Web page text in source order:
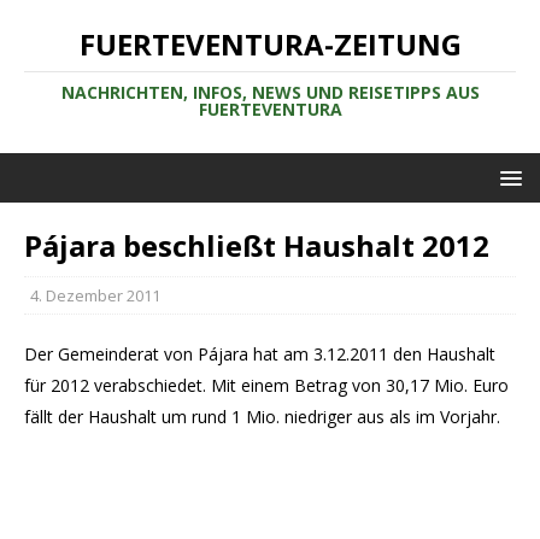
FUERTEVENTURA-ZEITUNG
NACHRICHTEN, INFOS, NEWS UND REISETIPPS AUS
FUERTEVENTURA
Pájara beschließt Haushalt 2012
4. Dezember 2011
Der Gemeinderat von Pájara hat am 3.12.2011 den Haushalt
für 2012 verabschiedet. Mit einem Betrag von 30,17 Mio. Euro
fällt der Haushalt um rund 1 Mio. niedriger aus als im Vorjahr.